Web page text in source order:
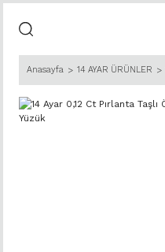
Anasayfa 14 AYAR ÜRÜNLER